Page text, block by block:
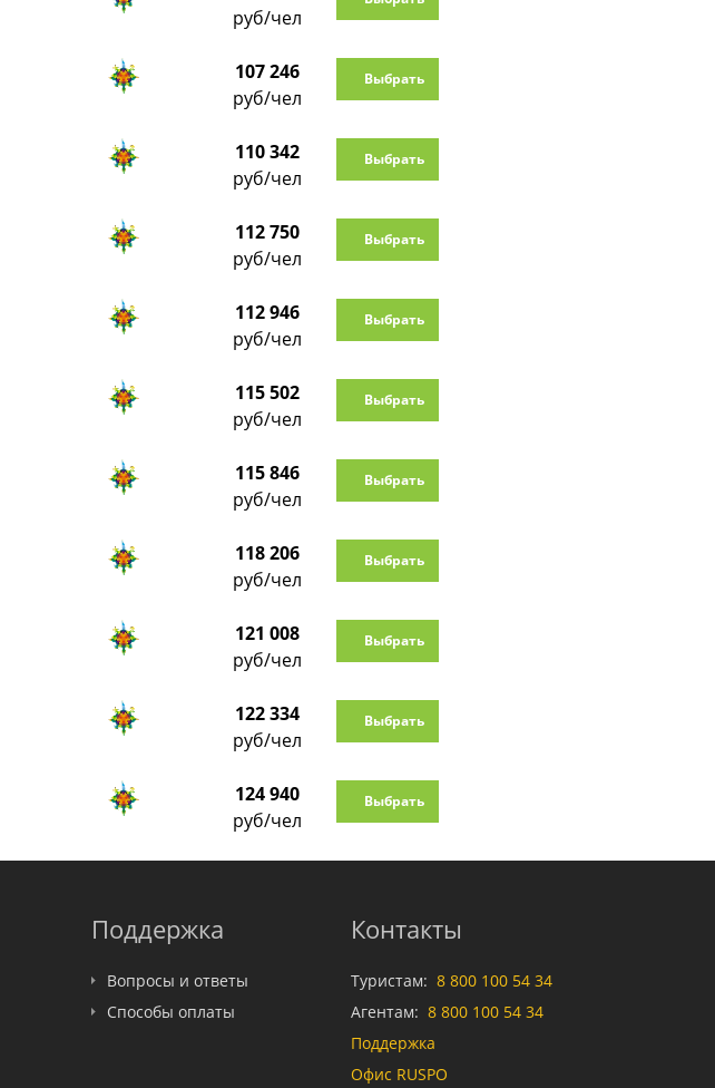
руб/чел
107 246
руб/чел
Выбрать
110 342
руб/чел
Выбрать
112 750
руб/чел
Выбрать
112 946
руб/чел
Выбрать
115 502
руб/чел
Выбрать
115 846
руб/чел
Выбрать
118 206
руб/чел
Выбрать
121 008
руб/чел
Выбрать
122 334
руб/чел
Выбрать
124 940
руб/чел
Выбрать
Поддержка
Вопросы и ответы
Способы оплаты
Контакты
Туристам: 8 800 100 54 34
Агентам: 8 800 100 54 34
Поддержка
Офис RUSPO